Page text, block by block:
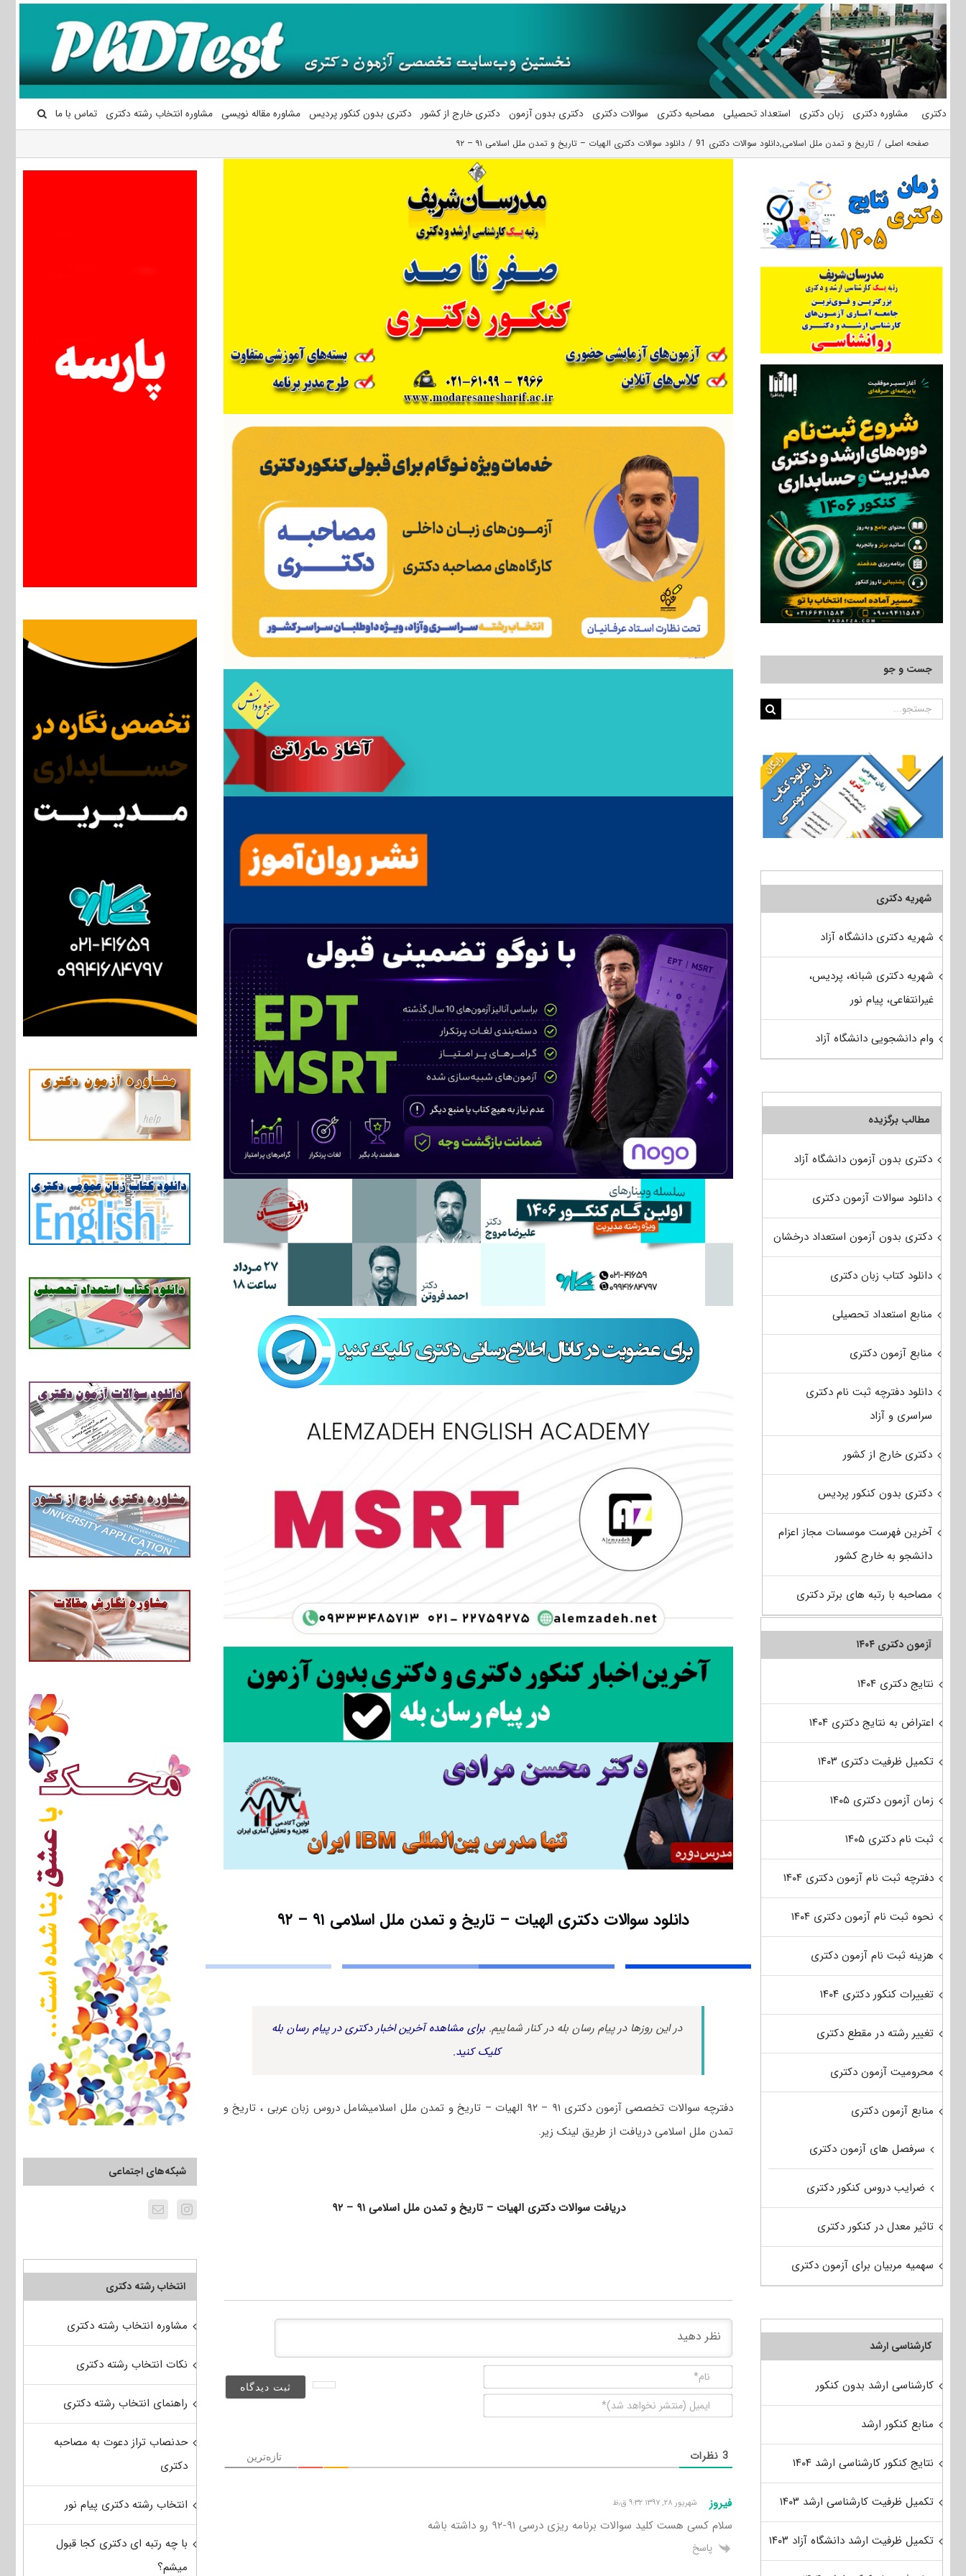
محتوا
دکتری مشاوره دکتری زبان دکتری استعداد تحصیلی مصاحبه دکتری سوالات دکتری دکتری بدون آزمون دکتری خارج از کشور دکتری بدون کنکور پردیس مشاوره مقاله نویسی مشاوره انتخاب رشته دکتری تماس با ما
صفحه اصلی تاریخ و تمدن ملل اسلامی,دانلود سوالات دکتری 91 دانلود سوالات دکتری الهیات – تاریخ و تمدن ملل اسلامی ۹۱ – ۹۲
دانلود سوالات دکتری الهیات – تاریخ و تمدن ملل اسلامی ۹۱ – ۹۲
در این روزها در پیام رسان بله در کنار شماییم. برای مشاهده آخرین اخبار دکتری در پیام رسان بله
کلیک کنید.
دفترچه سوالات تخصصی آزمون دکتری ۹۱ – ۹۲ الهیات – تاریخ و تمدن ملل اسلامیشامل دروس زبان عربی ، تاریخ و
تمدن ملل اسلامی دریافت از طریق لینک زیر.
دریافت سوالات دکتری الهیات – تاریخ و تمدن ملل اسلامی ۹۱ – ۹۲
(منتشر
3 نظرات تازه‌ترین
فیروز شهریور ۲۸, ۱۳۹۷ ۹:۳۲ ق٫ظ
سلام کسی هست کلید سوالات برنامه ریزی درسی ۹۱-۹۲ رو داشته باشه
پاسخ
شبکه‌های اجتماعی
انتخاب رشته دکتری
مشاوره انتخاب رشته دکتری
نکات انتخاب رشته دکتری
راهنمای انتخاب رشته دکتری
حدنصاب تراز دعوت به مصاحبه
دکتری
انتخاب رشته دکتری پیام نور
با چه رتبه ای دکتری کجا قبول
میشم؟
جست و جو
جستجو
شهریه دکتری
شهریه دکتری دانشگاه آزاد
شهریه دکتری شبانه، پردیس،
غیرانتفاعی، پیام نور
وام دانشجویی دانشگاه آزاد
مطالب برگزیده
دکتری بدون آزمون دانشگاه آزاد
دانلود سوالات آزمون دکتری
دکتری بدون آزمون استعداد درخشان
دانلود کتاب زبان دکتری
منابع استعداد تحصیلی
منابع آزمون دکتری
دانلود دفترچه ثبت نام دکتری
سراسری و آزاد
دکتری خارج از کشور
دکتری بدون کنکور پردیس
آخرین فهرست موسسات مجاز اعزام
دانشجو به خارج کشور
مصاحبه با رتبه های برتر دکتری
آزمون دکتری ۱۴۰۴
نتایج دکتری ۱۴۰۴
اعتراض به نتایج دکتری ۱۴۰۴
تکمیل ظرفیت دکتری ۱۴۰۳
زمان آزمون دکتری ۱۴۰۵
ثبت نام دکتری ۱۴۰۵
دفترچه ثبت نام آزمون دکتری ۱۴۰۴
نحوه ثبت نام آزمون دکتری ۱۴۰۴
هزینه ثبت نام آزمون دکتری
تغییرات کنکور دکتری ۱۴۰۴
تغییر رشته در مقطع دکتری
محرومیت آزمون دکتری
منابع آزمون دکتری
سرفصل های آزمون دکتری
ضرایب دروس کنکور دکتری
تاثیر معدل در کنکور دکتری
سهمیه مربیان برای آزمون دکتری
کارشناسی ارشد
کارشناسی ارشد بدون کنکور
منابع کنکور ارشد
نتایج کنکور کارشناسی ارشد ۱۴۰۴
تکمیل ظرفیت کارشناسی ارشد ۱۴۰۳
تکمیل ظرفیت ارشد دانشگاه آزاد ۱۴۰۳